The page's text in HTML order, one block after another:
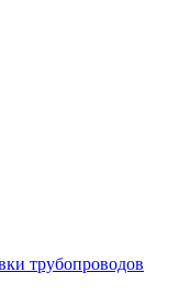
трубопроводов